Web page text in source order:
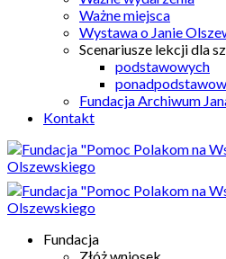
Ważne miejsca
Wystawa o Janie
Scenariusze lekcji dla
podstawowych
Fundacja Archiwum
Kontakt
Fundacja